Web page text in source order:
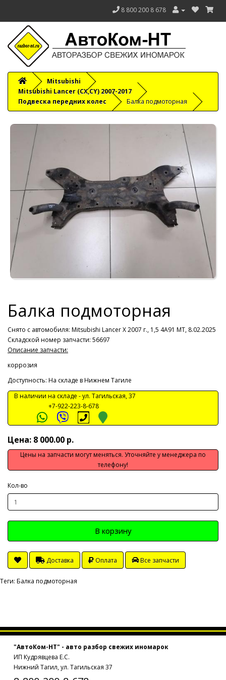
8 800 200 8 678
Mitsubishi
Mitsubishi Lancer (CX,CY) 2007-2017
Подвеска передних колес
Балка подмоторная
Балка подмоторная
Снято с автомобиля: Mitsubishi Lancer X 2007 г., 1,5 4A91 МТ, 8.02.2025
Складской номер запчасти: 56697
Описание запчасти:
коррозия
Доступность: На складе в Нижнем Тагиле
В наличии на складе -ул. Тагильская, 37
+7-922-223-8-678
Цена: 8 000.00 р.
Цены на запчасти могут меняться. Уточняйте у менеджера по
телефону!
Кол-во
В корзину
Доставка Оплата Все запчасти
Теги: Балка подмоторная
"АвтоКом-НТ" - авто разбор свежих иномарок
ИП Кудрявцева Е.С.
Нижний Тагил, ул. Тагильская 37